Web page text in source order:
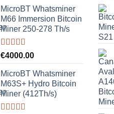
MicroBT Whatsminer
M66 Immersion Bitcoin
Miner 250-278 Th/s
Rated5.00
€4000.00
MicroBT Whatsminer
M63S+ Hydro Bitcoin
Miner (412Th/s)